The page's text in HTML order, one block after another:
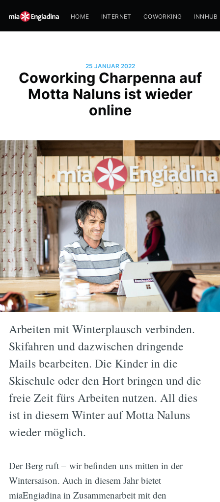
HOME INTERNET COWORKING INNHUB
25 JANUAR 2022
Coworking Charpenna auf
Motta Naluns ist wieder
online
Arbeiten mit Winterplausch verbinden.
Skifahren und dazwischen dringende
Mails bearbeiten. Die Kinder in die
Skischule oder den Hort bringen und die
freie Zeit fürs Arbeiten nutzen. All dies
ist in diesem Winter auf Motta Naluns
wieder möglich.
Der Berg ruft – wir befinden uns mitten in der
Wintersaison. Auch in diesem Jahr bietet
miaEngiadina in Zusammenarbeit mit den